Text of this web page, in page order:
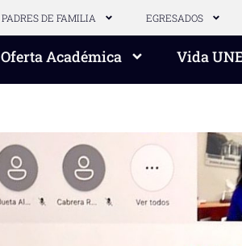
PADRES DE FAMILIA EGRESADOS
Oferta Académica Vida